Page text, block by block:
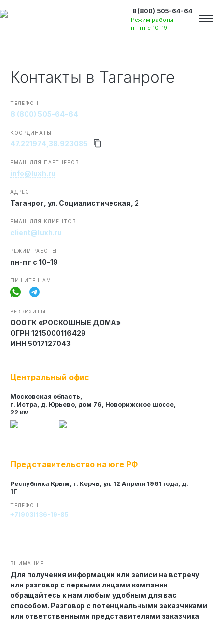
8 (800) 505-64-64
Режим работы:
пн-пт с 10-19
Вакансии
Элитные «Здоровые дома»
Дома Бизнес-класса
Управление проектом реализации дома
Функция Генпроектировщик
Дизайн интерьеров. Отделка
Реконструкция
Пожизненное обслуживание
Технология по улучшенным российским нормативам
Технология здоровый дом
Контакты в Таганроге
ТЕЛЕФОН
8 (800) 505-64-64
КООРДИНАТЫ
47.221974,38.923085
EMAIL ДЛЯ ПАРТНЕРОВ
info@luxh.ru
АДРЕС
Таганрог, ул. Социалистическая, 2
EMAIL ДЛЯ КЛИЕНТОВ
client@luxh.ru
РЕЖИМ РАБОТЫ
пн-пт с 10-19
ПИШИТЕ НАМ
РЕКВИЗИТЫ
ООО ГК «РОСКОШНЫЕ ДОМА»
ОГРН 1215000116429
ИНН 5017127043
Центральный офис
Московская область,
г. Истра, д. Юрьево, дом 76, Новорижское шоссе,
22 км
Представительство на юге РФ
Республика Крым, г. Керчь, ул. 12 Апреля 1961 года, д.
1Г
ТЕЛЕФОН
+7(903)136-19-85
ВНИМАНИЕ
Для получения информации или записи на встречу
или разговор с первыми лицами компании
обращайтесь к нам любым удобным для вас
способом. Разговор с потенциальными заказчиками
или ответственными представителями заказчика